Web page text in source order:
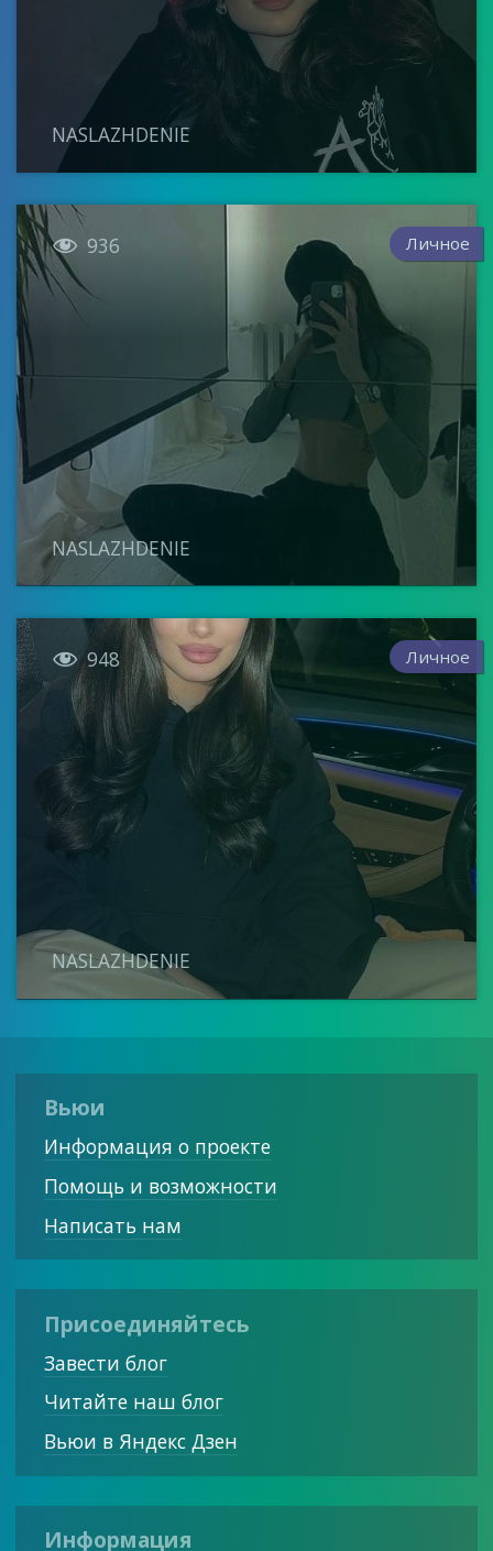
NASLAZHDENIE
 936 Личное
NASLAZHDENIE
 948 Личное
NASLAZHDENIE
Вьюи
Информация о проекте
Помощь и возможности
Написать нам
Присоединяйтесь
Завести блог
Читайте наш блог
Вьюи в Яндекс Дзен
Информация